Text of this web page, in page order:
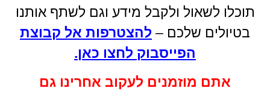
תוכלו לשאול ולקבל מידע וגם לשתף אותנו
בטיולים שלכם – להצטרפות אל קבוצת
הפייסבוק לחצו כאן.
אתם מוזמנים לעקוב אחרינו גם